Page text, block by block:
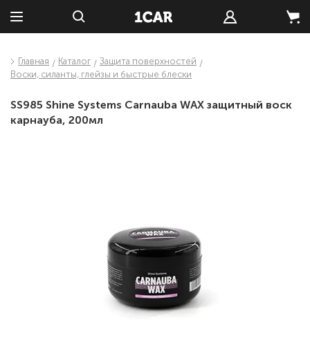
Главная Каталог
Защита поверхностей
Воски, силанты, глейзы и быстрые блески
SS985 Shine Systems Carnauba WAX защитный воск
карнауба, 200мл